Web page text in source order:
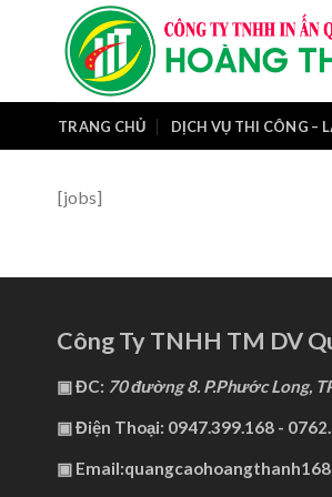
TRANG CHỦ DỊCH VỤ THI CÔNG –
[jobs]
Công Ty TNHH TM DV
▣ ĐC: 70 đường 8. P.Phước Long,
▣ Điện Thoại: 0947.399.168 -
▣